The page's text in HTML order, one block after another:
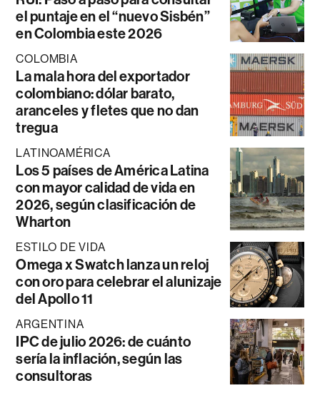
el puntaje en el “nuevo Sisbén”
en Colombia este 2026
COLOMBIA
La mala hora del exportador
colombiano: dólar barato,
aranceles y fletes que no dan
tregua
LATINOAMÉRICA
Los 5 países de América Latina
con mayor calidad de vida en
2026, según clasificación de
Wharton
ESTILO DE VIDA
Omega x Swatch lanza un reloj
con oro para celebrar el alunizaje
del Apollo 11
ARGENTINA
IPC de julio 2026: de cuánto
sería la inflación, según las
consultoras